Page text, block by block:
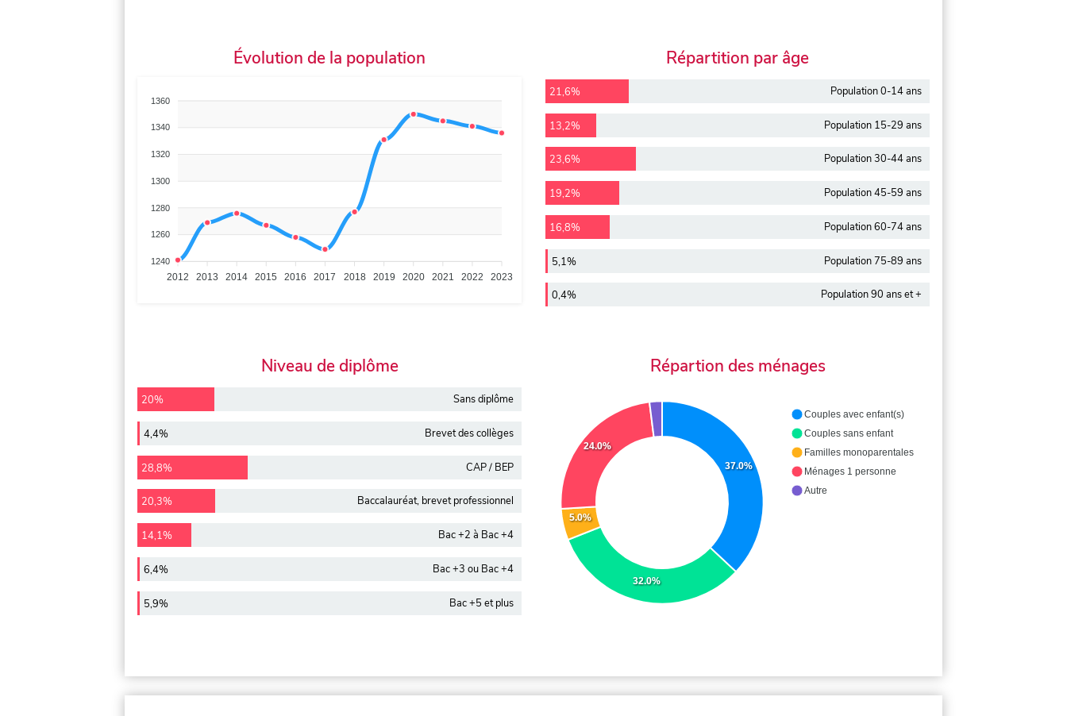
Évolution de la population
1360
1340
1320
1300
1280
1260
1240
2012 2013 2014 2015 2016 2017 2018 2019 2020 2021 2022 2023
Répartition par âge
21,6% Population 0-14 ans
13,2% Population 15-29 ans
23,6% Population 30-44 ans
19,2% Population 45-59 ans
16,8% Population 60-74 ans
5,1% Population 75-89 ans
0,4% Population 90 ans et +
Niveau de diplôme
20% Sans diplôme
4,4% Brevet des collèges
28,8% CAP / BEP
20,3% Baccalauréat, brevet professionnel
14,1% Bac +2 à Bac +4
6,4% Bac +3 ou Bac +4
5,9% Bac +5 et plus
Répartion des ménages
37.0%
32.0%
5.0%
24.0%
Couples avec enfant(s)
Couples sans enfant
Familles monoparentales
Ménages 1 personne
Autre